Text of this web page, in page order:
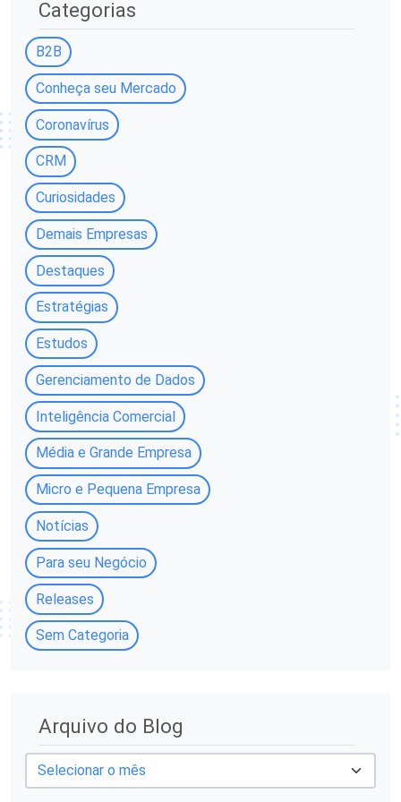
Categorias
B2B
Conheça seu Mercado
Coronavírus
CRM
Curiosidades
Demais Empresas
Destaques
Estratégias
Estudos
Gerenciamento de Dados
Inteligência Comercial
Média e Grande Empresa
Micro e Pequena Empresa
Notícias
Para seu Negócio
Releases
Sem Categoria
Arquivo do Blog
q